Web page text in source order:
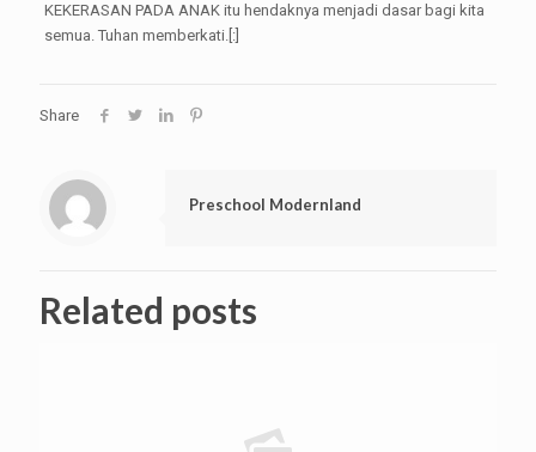
KEKERASAN PADA ANAK itu hendaknya menjadi dasar bagi kita
semua. Tuhan memberkati.[:]
Share
Preschool Modernland
Related posts